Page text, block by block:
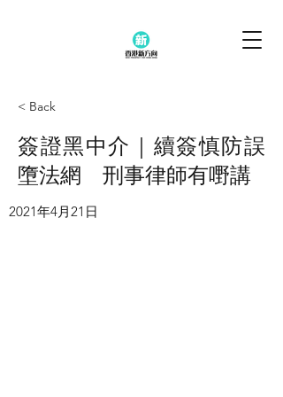
< Back
簽證黑中介｜續簽慎防誤
墮法網 刑事律師有嘢講
2021年4月21日